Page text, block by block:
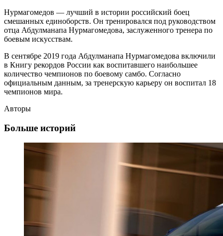
Нурмагомедов — лучший в истории российский боец
смешанных единоборств. Он тренировался под руководством
отца Абдулманапа Нурмагомедова, заслуженного тренера по
боевым искусствам.
В сентябре 2019 года Абдулманапа Нурмагомедова включили
в Книгу рекордов России как воспитавшего наибольшее
количество чемпионов по боевому самбо. Согласно
официальным данным, за тренерскую карьеру он воспитал 18
чемпионов мира.
Авторы
Больше историй